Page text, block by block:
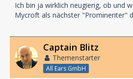
Ich bin ja wirklich neugierig, ob und
Mycroft als nächster "Prominenter"
Captain Blitz
Themenstarter
All Ears GmbH